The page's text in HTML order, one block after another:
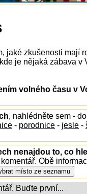
jaké zkušenosti mají
je nějaká zábava v
volného času v
, nahlédněte sem -
- porodnice - jesle -
nenajdou to, co
Obě
Buďte první...